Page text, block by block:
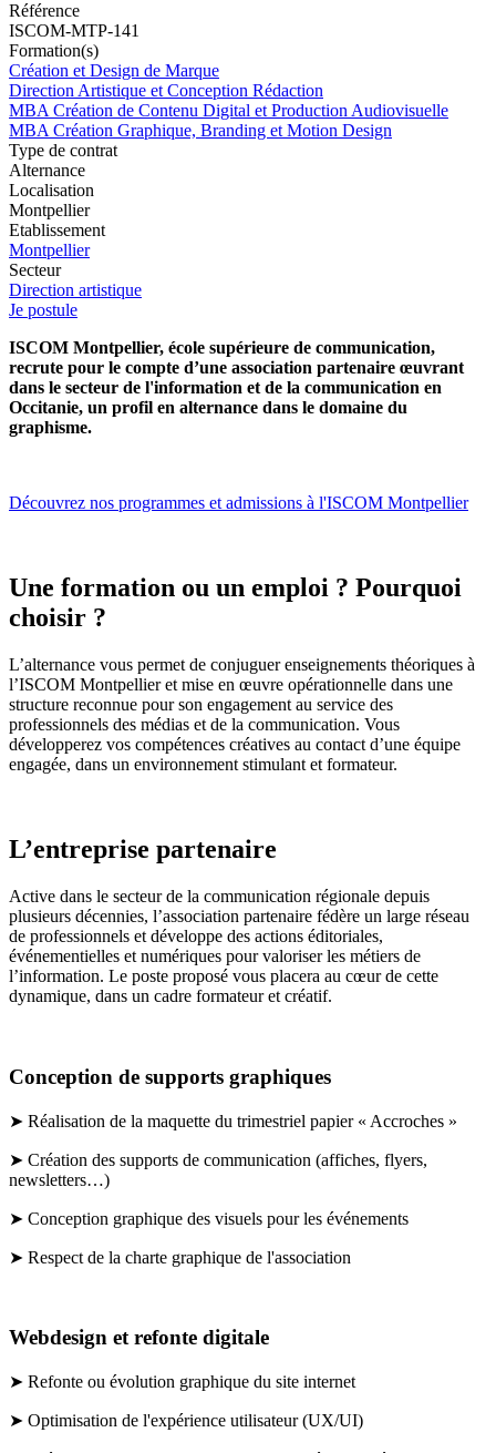
Référence
ISCOM-MTP-141
Formation(s)
Création et Design de Marque
Direction Artistique et Conception Rédaction
MBA Création de Contenu Digital et Production Audiovisuelle
MBA Création Graphique, Branding et Motion Design
Type de contrat
Alternance
Localisation
Montpellier
Etablissement
Montpellier
Secteur
Direction artistique
Je postule
ISCOM Montpellier, école supérieure de communication,
recrute pour le compte d’une association partenaire œuvrant
dans le secteur de l'information et de la communication en
Occitanie, un profil en alternance dans le domaine du
graphisme.
Découvrez nos programmes et admissions à l'ISCOM Montpellier
Une formation ou un emploi ? Pourquoi
choisir ?
L’alternance vous permet de conjuguer enseignements théoriques à
l’ISCOM Montpellier et mise en œuvre opérationnelle dans une
structure reconnue pour son engagement au service des
professionnels des médias et de la communication. Vous
développerez vos compétences créatives au contact d’une équipe
engagée, dans un environnement stimulant et formateur.
L’entreprise partenaire
Active dans le secteur de la communication régionale depuis
plusieurs décennies, l’association partenaire fédère un large réseau
de professionnels et développe des actions éditoriales,
événementielles et numériques pour valoriser les métiers de
l’information. Le poste proposé vous placera au cœur de cette
dynamique, dans un cadre formateur et créatif.
Conception de supports graphiques
➤ Réalisation de la maquette du trimestriel papier « Accroches »
➤ Création des supports de communication (affiches, flyers,
newsletters…)
➤ Conception graphique des visuels pour les événements
➤ Respect de la charte graphique de l'association
Webdesign et refonte digitale
➤ Refonte ou évolution graphique du site internet
➤ Optimisation de l'expérience utilisateur (UX/UI)